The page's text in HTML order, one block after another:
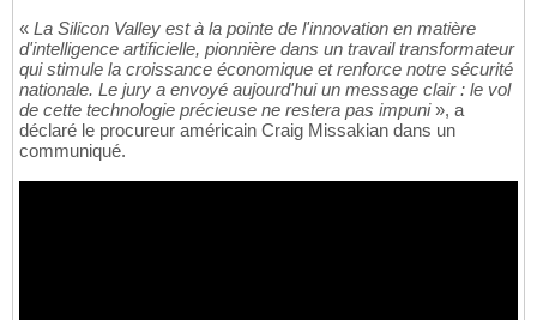
« La Silicon Valley est à la pointe de l'innovation en matière
d'intelligence artificielle, pionnière dans un travail transformateur
qui stimule la croissance économique et renforce notre sécurité
nationale. Le jury a envoyé aujourd'hui un message clair : le vol
de cette technologie précieuse ne restera pas impuni», a
déclaré le procureur américain Craig Missakian dans un
communiqué.